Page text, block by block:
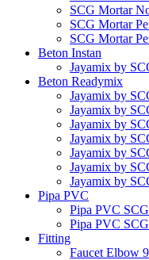
SCG Mortar
SCG Mortar
SCG Mortar
Beton Instan
Jayamix by
Beton Readymix
Jayamix by
Jayamix by
Jayamix by
Jayamix by
Jayamix by
Jayamix by
Jayamix by
Pipa PVC
Pipa PVC
Pipa PVC
Fitting
Faucet Elbow